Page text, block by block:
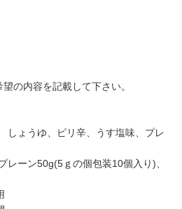
の内容を記載して下さい。
ょうゆ、ピリ辛、うす塩味、プレ
レーン50g(5ｇの個包装10個入り)、